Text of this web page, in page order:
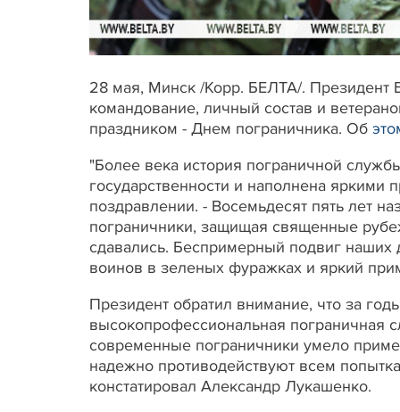
28 мая, Минск /Корр. БЕЛТА/. Президент
командование, личный состав и
праздником - Днем пограничника. Об
"Более века история пограничной
государственности и наполнена яркими
поздравлении. - Восемьдесят пять лет
пограничники, защищая священные
сдавались. Беспримерный подвиг наших
воинов в зеленых фуражках и яркий
Президент обратил внимание, что за
высокопрофессиональная пограничная
современные пограничники умело
надежно противодействуют всем
констатировал Александр Лукашенко.